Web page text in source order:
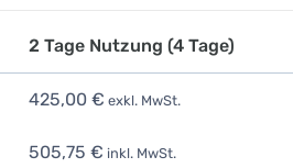
2 Tage Nutzung (4 Tage)
425,00 € exkl. MwSt.
505,75 € inkl. MwSt.